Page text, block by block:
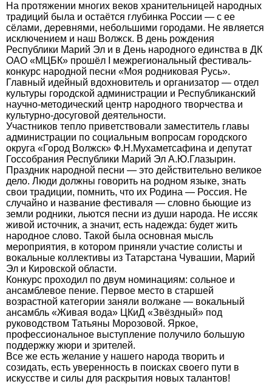
На протяжении многих веков хранительницей народных
традиций была и остаётся глубинка России — с ее
сёлами, деревнями, небольшими городами. Не является
исключением и наш Волжск. В день рождения
Республики Марий Эл и в День народного единства в ДК
ОАО «МЦБК» прошёл I межрегиональный фестиваль-
конкурс народной песни «Моя родниковая Русь».
Главный идейный вдохновитель и организатор — отдел
культуры городской администрации и Республиканский
научно-методический центр народного творчества и
культурно-досуговой деятельности.
Участников тепло приветствовали заместитель главы
администрации по социальным вопросам городского
округа «Город Волжск» Ф.Н.Мухаметсафина и депутат
Госсобрания Республики Марий Эл А.Ю.Глазырин.
Праздник народной песни — это действительно великое
дело. Люди должны говорить на родном языке, знать
свои традиции, помнить, что их Родина — Россия. Не
случайно и название фестиваля — словно бьющие из
земли родники, льются песни из души народа. Не иссяк
живой источник, а значит, есть надежда: будет жить
народное слово. Такой была основная мысль
мероприятия, в котором приняли участие солисты и
вокальные коллективы из Татарстана Чувашии, Марий
Эл и Кировской области.
Конкурс проходил по двум номинациям: сольное и
ансамблевое пение. Первое место в старшей
возрастной категории заняли волжане — вокальный
ансамбль «Живая вода» ЦКиД «Звёздный» под
руководством Татьяны Морозовой. Яркое,
профессиональное выступление получило большую
поддержку жюри и зрителей.
Все же есть желание у нашего народа творить и
созидать, есть уверенность в поисках своего пути в
искусстве и силы для раскрытия новых талантов!